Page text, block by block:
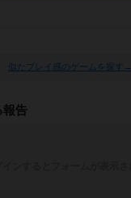
似たプレイ感のゲームを探す→
報告